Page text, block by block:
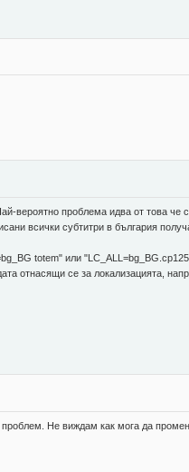
вероятно проблема идва от това
всички субтитри в българия
totem" или
отнасящи се за локализацията,
Не виждам как мога да